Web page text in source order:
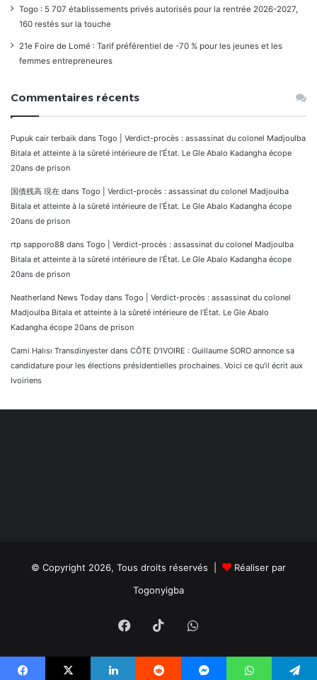
Togo : 5 707 établissements privés autorisés pour la rentrée 2026-2027,
160 restés sur la touche
21e Foire de Lomé : Tarif préférentiel de -70 % pour les jeunes et les
femmes entrepreneures
Commentaires récents
Pupuk cair terbaik dans Togo | Verdict-procès : assassinat du colonel Madjoulba
Bitala et atteinte à la sûreté intérieure de l’État. Le Gle Abalo Kadangha écope
20ans de prison
国債残高 現在 dans Togo | Verdict-procès : assassinat du colonel Madjoulba
Bitala et atteinte à la sûreté intérieure de l’État. Le Gle Abalo Kadangha écope
20ans de prison
rtp sapporo88 dans Togo | Verdict-procès : assassinat du colonel Madjoulba
Bitala et atteinte à la sûreté intérieure de l’État. Le Gle Abalo Kadangha écope
20ans de prison
Neatherland News Today dans Togo | Verdict-procès : assassinat du colonel
Madjoulba Bitala et atteinte à la sûreté intérieure de l’État. Le Gle Abalo
Kadangha écope 20ans de prison
Cami Halısı Transdinyester dans CÔTE D’IVOIRE : Guillaume SORO annonce sa
candidature pour les élections présidentielles prochaines. Voici ce qu’il écrit aux
Ivoiriens
© Copyright 2026, Tous droits réservés |
Réaliser par
Togonyigba
Facebook
TikTokWhatsApp